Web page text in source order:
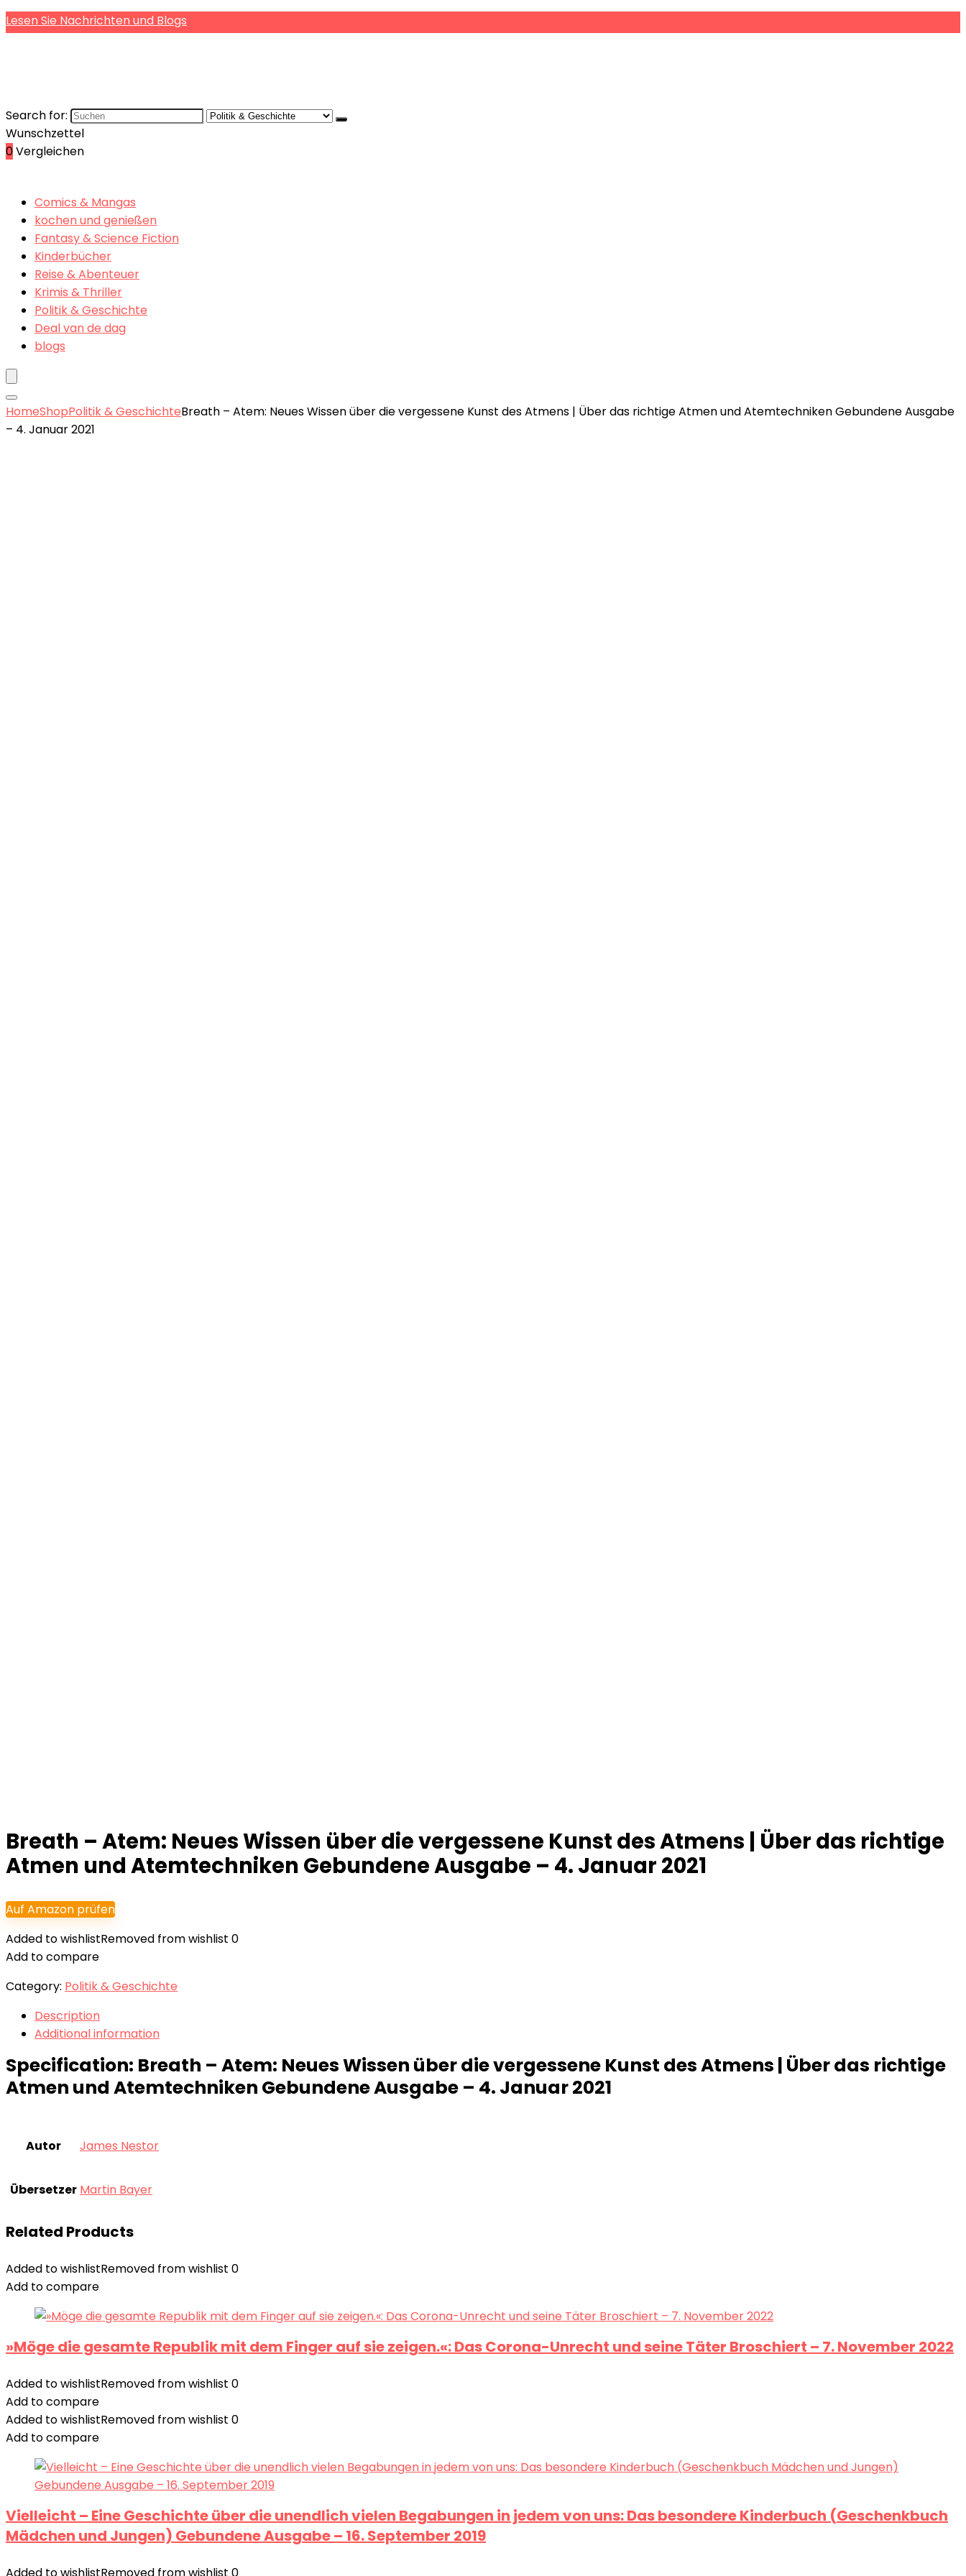
Lesen Sie Nachrichten und Blogs
Search for:
Wunschzettel
0Vergleichen
Comics & Mangas
kochen und genießen
Fantasy & Science Fiction
Kinderbücher
Reise & Abenteuer
Krimis & Thriller
Politik & Geschichte
Deal van de dag
blogs
HomeShopPolitik & GeschichteBreath – Atem: Neues Wissen über die vergessene Kunst des Atmens | Über das richtige Atmen und Atemtechniken Gebundene Ausgabe
– 4. Januar 2021
Breath – Atem: Neues Wissen über die vergessene Kunst des Atmens | Über das richtige
Atmen und Atemtechniken Gebundene Ausgabe – 4. Januar 2021
Auf Amazon prüfen
Added to wishlistRemoved from wishlist 0
Add to compare
Category: Politik & Geschichte
Description
Additional information
Specification: Breath – Atem: Neues Wissen über die vergessene Kunst des Atmens | Über das richtige
Atmen und Atemtechniken Gebundene Ausgabe – 4. Januar 2021
Autor James Nestor
Übersetzer Martin Bayer
Related Products
Added to wishlistRemoved from wishlist 0
Add to compare
»Möge die gesamte Republik mit dem Finger auf sie zeigen.«: Das Corona-Unrecht und seine Täter Broschiert – 7. November 2022
Added to wishlistRemoved from wishlist 0
Add to compare
Added to wishlistRemoved from wishlist 0
Add to compare
Vielleicht – Eine Geschichte über die unendlich vielen Begabungen in jedem von uns: Das besondere Kinderbuch (Geschenkbuch
Mädchen und Jungen) Gebundene Ausgabe – 16. September 2019